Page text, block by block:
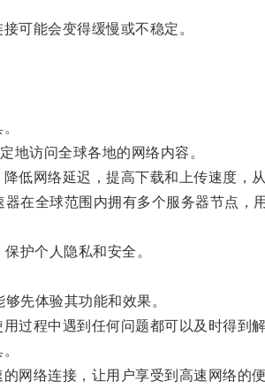
可能会变得缓慢或不稳定。
访问全球各地的网络内容。
网络延迟，提高下载和上传速度，从
全球范围内拥有多个服务器节点，
护个人隐私和安全。
先体验其功能和效果。
程中遇到任何问题都可以及时得到解
络连接，让用户享受到高速网络的便